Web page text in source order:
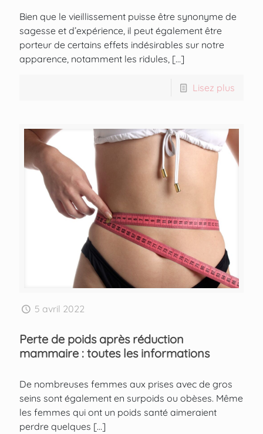
Bien que le vieillissement puisse être synonyme de
sagesse et d’expérience, il peut également être
porteur de certains effets indésirables sur notre
apparence, notamment les ridules, […]
Lisez plus
5 avril 2022
Perte de poids après réduction
mammaire : toutes les informations
De nombreuses femmes aux prises avec de gros
seins sont également en surpoids ou obèses. Même
les femmes qui ont un poids santé aimeraient
perdre quelques […]